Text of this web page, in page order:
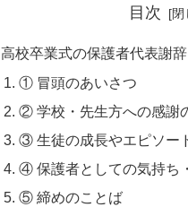
目次
高校卒業式の保護者代表謝
① 冒頭のあいさつ
② 学校・先生方への感謝
③ 生徒の成長やエピソー
④ 保護者としての気持ち
⑤ 締めのことば